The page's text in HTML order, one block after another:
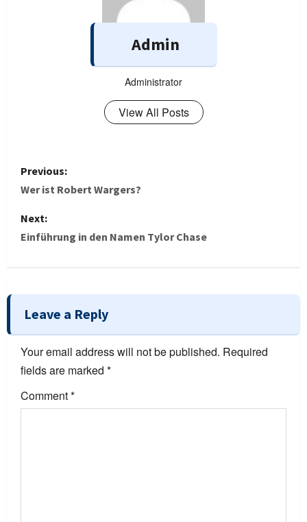
Admin
Administrator
View All Posts
P
o
s
a
v
i
g
Previous:
Wer ist Robert Wargers?
Next:
Einführung in den Namen Tylor Chase
Leave a Reply
Your email address will not be published. Required
fields are marked *
Comment*